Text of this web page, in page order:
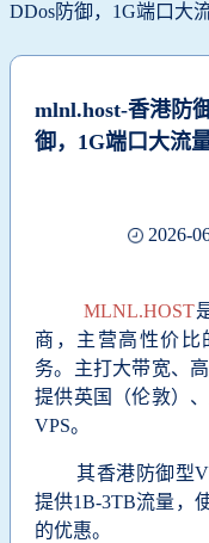
DDos防御，1G端口大
mlnl.host-香港防
御，1G端口大流
2026-
MLNL.HOST
商，主营高性价比
务。主打大带宽、
提供英国（伦敦）
VPS。
其香港防御型
提供1B-3TB流量，
的优惠。